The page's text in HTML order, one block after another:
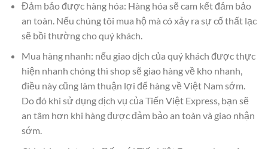
Đảm bảo được hàng hóa: Hàng hóa sẽ cam kết đảm bảo
an toàn. Nếu chúng tôi mua hộ mà có xảy ra sự cố thất lạc
sẽ bồi thường cho quý khách.
Mua hàng nhanh: nếu giao dịch của quý khách được thực
hiện nhanh chóng thì shop sẽ giao hàng về kho nhanh,
điều này cũng làm thuận lợi để hàng về Việt Nam sớm.
Do đó khi sử dụng dịch vụ của Tiến Việt Express, bạn sẽ
an tâm hơn khi hàng được đảm bảo an toàn và giao nhận
sớm.